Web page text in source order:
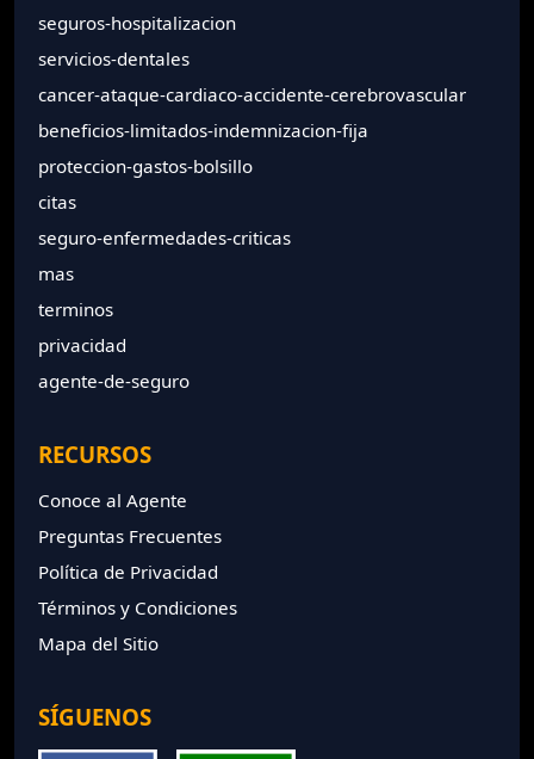
seguros-hospitalizacion
servicios-dentales
cancer-ataque-cardiaco-accidente-cerebrovascular
beneficios-limitados-indemnizacion-fija
proteccion-gastos-bolsillo
citas
seguro-enfermedades-criticas
mas
terminos
privacidad
agente-de-seguro
RECURSOS
Conoce al Agente
Preguntas Frecuentes
Política de Privacidad
Términos y Condiciones
Mapa del Sitio
SÍGUENOS